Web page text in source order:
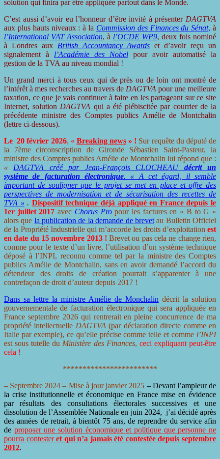
solution qui finira par être appliquée partout dans le Monde.
C’est aussi d’avoir eu l’honneur d’être invité à présenter DAGTVA
aux plus hauts niveaux : à la Commission des Finances du Sénat, à
l’International VAT Association, à l’OCDE WP9, deux fois nominé
à Londres aux British Accountancy Awards et d’avoir reçu un
signalement à l’Académie des Nobel pour avoir automatisé la
gestion de la TVA au niveau mondial !
Un grand merci à tous ceux qui de près ou de loin ont montré de
l’intérêt à mes recherches au travers de DAGTVA pour une meilleure
taxation, ce que je vais continuer à faire en les partageant sur ce site
Internet, solution DAGTVA qui a été plébiscitée par courrier de la
précédente ministre des Comptes publics Amélie de Montchalin
(lettre ci-dessous).
Le 20 février 2026, « Breaking news » ! Sur requête du député de
la 7ème circonscription de Gironde Sébastien Saint-Pasteur, la
ministre des Comptes publics Amélie de Montchalin lui répond que :
« DAGTVA créé par Jean-François CLOCHEAUdécrit un
système de facturation électronique. « A cet égard, il semble
important de souligner que le projet se met en place et offre des
perspectives de modernisation et de sécurisation des recettes de
TVA » . Dispositif technique déjà appliqué en France depuis le
1er juillet 2017 avec Chorus Pro pour les factures en « B to G »
alors que la publication de la demande de brevet au Bulletin Officiel
de la Propriété Industrielle qui m’accorde les droits d’exploitation est
en date du 15 novembre 2013 ! Brevet ou pas cela ne change rien,
comme pour le texte d’un livre, l’utilisation d’un système technique
déposé à l’INPI, reconnu comme tel par la ministre des Comptes
publics Amélie de Montchalin, sans en avoir demandé l’accord du
détendeur des droits de création pourrait s’apparenter à une
contrefaçon de droit d’auteur depuis 2017 !
Dans sa lettre la ministre Amélie de Monchalin décrit la solution
gouvernementale de facturation électronique qui sera appliquée en
France septembre 2026 qui rentrerait en pleine concurrence de ma
propriété intellectuelle DAGTVA (par déclaration directe comme en
Italie par exemple), ce qu’elle précise comme telle et comme l’INPI
est sous tutelle du Ministère des Finances, ceci expliquant peut-être
cela !
************************
– Septembre 2024 – Mise à jour janvier 2025 – Devant l’ampleur de
la crise institutionnelle et économique en France mise en évidence
par résultats des consultations électorales successives et une
dissolution de l’Assemblée Nationale en juin 2024, j’ai décidé après
des années de retrait, à bientôt 75 ans, de reprendre du service afin
de proposer une solution économique et politique que personne ne
pourra contesteret qui n’a jamais été contestée depuis septembre
2012.